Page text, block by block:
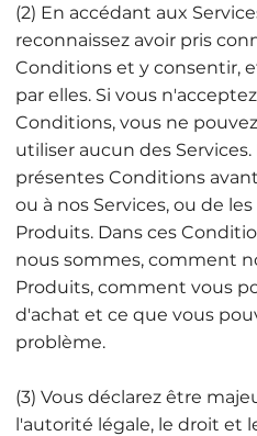
(2) En accédant aux
reconnaissez avoir pris
Conditions et y consentir,
par elles. Si vous
Conditions, vous ne
utiliser aucun des
présentes Conditions
ou à nos Services, ou de
Produits. Dans ces
nous sommes, comment
Produits, comment vous
d'achat et ce que vous
problème.
(3) Vous déclarez être
l'autorité légale, le droit et